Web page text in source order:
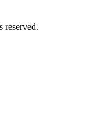
reserved.